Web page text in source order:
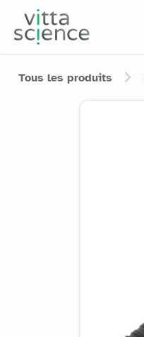
Tous les produits